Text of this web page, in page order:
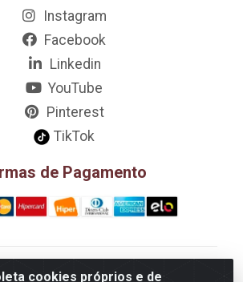
cookies próprios e de
Instagram
Facebook
Linkedin
YouTube
Pinterest
TikTok
de Pagamento
e Ambientação LTDA - Rua Riachão,